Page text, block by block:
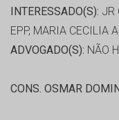
INTERESSADO(S): JR
EPP, MARIA CECILIA
ADVOGADO(S): NÃO
CONS. OSMAR